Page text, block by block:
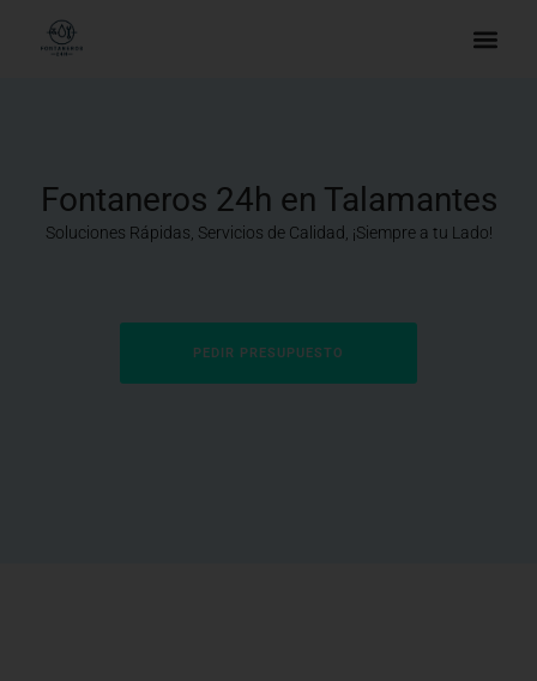
Fontaneros 24h en Talamantes
Soluciones Rápidas, Servicios de Calidad, ¡Siempre a tu Lado!
PEDIR PRESUPUESTO